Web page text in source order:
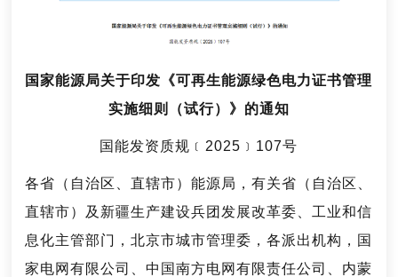
国家能源局关于印发《可再生能源绿色电力证书管理
实施细则（试行）》的通知
国能发资质规﹝2025﹞107号
各省（自治区、直辖市）能源局，有关省（自治区、
直辖市）及新疆生产建设兵团发展改革委、工业和信
息化主管部门，北京市城市管理委，各派出机构，国
家电网有限公司、中国南方电网有限责任公司、内蒙